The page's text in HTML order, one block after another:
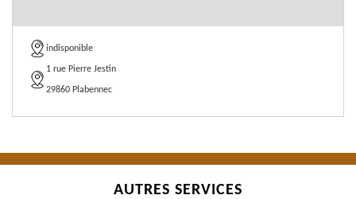
indisponible
1 rue Pierre Jestin
29860 Plabennec
AUTRES SERVICES